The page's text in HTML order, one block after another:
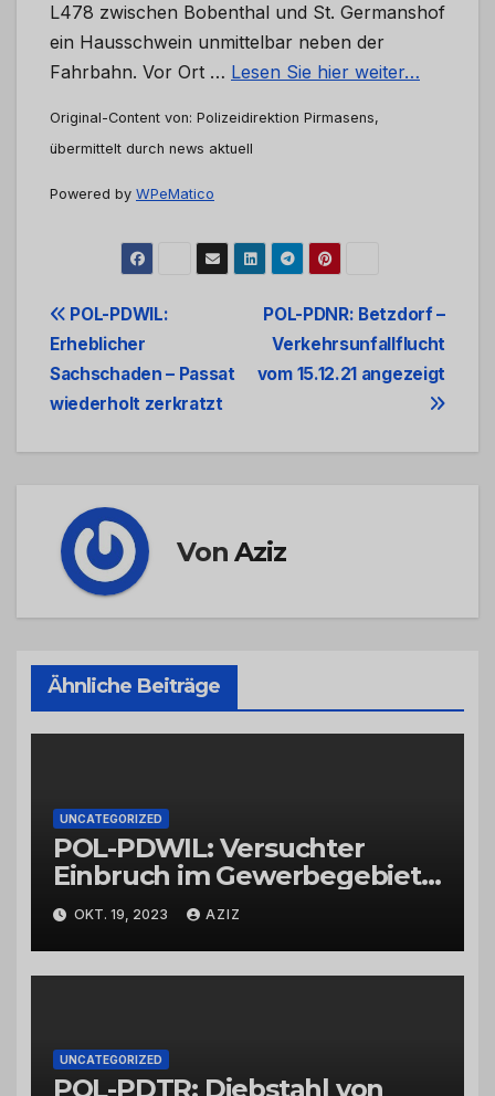
L478 zwischen Bobenthal und St. Germanshof
ein Hausschwein unmittelbar neben der
Fahrbahn. Vor Ort … Lesen Sie hier weiter…
Original-Content von: Polizeidirektion Pirmasens,
übermittelt durch news aktuell
Powered by WPeMatico
Beitrags-
Navigation
POL-PDNR: Betzdorf –
Verkehrsunfallflucht
vom 15.12.21 angezeigt
POL-PDWIL:
Erheblicher
Sachschaden – Passat
wiederholt zerkratzt
VonAziz
Ähnliche Beiträge
UNCATEGORIZED
POL-PDWIL: Versuchter
Einbruch im Gewerbegebiet
Wittlich
OKT. 19, 2023 AZIZ
UNCATEGORIZED
POL-PDTR: Diebstahl von